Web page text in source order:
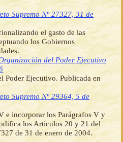
Supremo Nº 27327, 31 de
el gasto de las
los Gobiernos
del Poder Ejecutivo
Poder Ejecutivo. Publicada en
Supremo Nº 29364, 5 de
e incorporar los Parágrafos V y
los Artículos 20 y 21 del
de 31 de enero de 2004.